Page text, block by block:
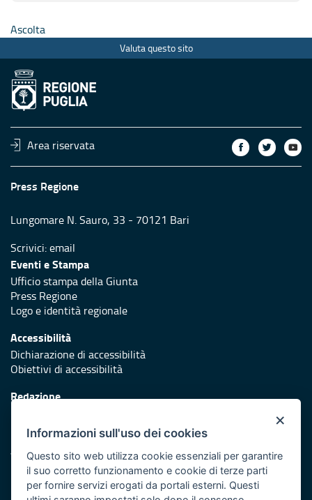
Ascolta
Valuta questo sito
Area riservata
Press Regione
Lungomare N. Sauro, 33 - 70121 Bari
Scrivici:email
Eventi e Stampa
Ufficio stampa della Giunta
Press Regione
Logo e identità regionale
Accessibilità
Dichiarazione di accessibilità
Obiettivi di accessibilità
Redazione
Protezione civile
Vai al sito di Protezione Civile Puglia
Iniziativa finanziata con risorse del POR Puglia 2014/2020 -
×
Informazioni sull'uso dei cookies
Questo sito web utilizza cookie essenziali per garantire
il suo corretto funzionamento e cookie di terze parti
per fornire servizi erogati da portali esterni. Questi